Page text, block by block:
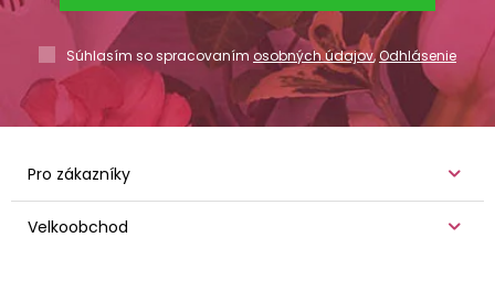
Súhlasím so spracovaním osobných údajov,Odhlásenie
Pro zákazníky
Velkoobchod